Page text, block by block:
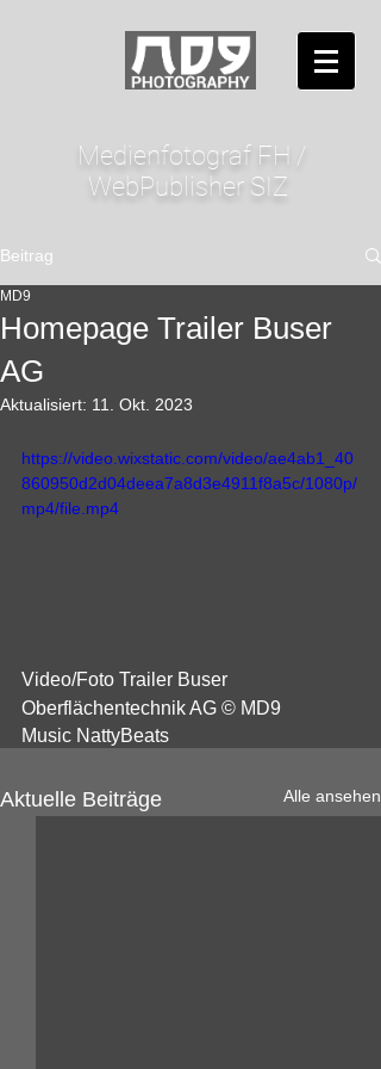
Medienfotograf FH /
WebPublisher SIZ
Beitrag
Homepage Trailer Buser
AG
MD9
Aktualisiert: 11. Okt. 2023
https://video.wixstatic.com/video/ae4ab1_40
860950d2d04deea7a8d3e4911f8a5c/1080p/
mp4/file.mp4
Video/Foto Trailer Buser
Oberflächentechnik AG © MD9
Music NattyBeats
Aktuelle Beiträge Alle ansehen